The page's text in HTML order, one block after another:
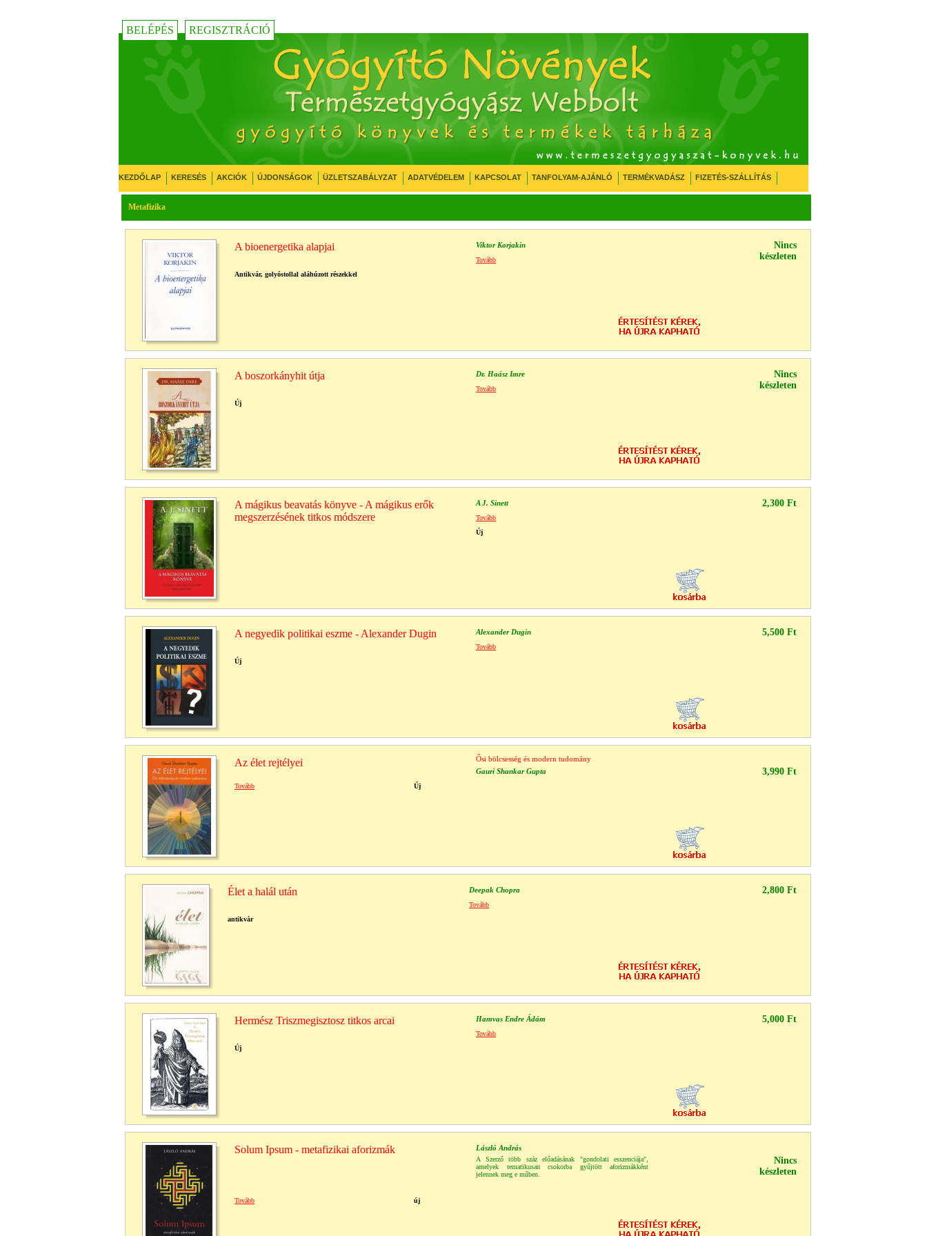
BELÉPÉS REGISZTRÁCIÓ
KEZDŐLAP KERESÉS AKCIÓK ÚJDONSÁGOK ÜZLETSZABÁLYZAT ADATVÉDELEM KAPCSOLAT TANFOLYAM-AJÁNLÓ TERMÉKVADÁSZ FIZETÉS-SZÁLLÍTÁS
Metafizika
A bioenergetika alapjai Viktor Korjakin
Nincs
készleten
Tovább
Antikvár, golyóstollal aláhúzott részekkel
A boszorkányhit útja Dr. Haász Imre
Nincs
készleten
Tovább
Új
A mágikus beavatás könyve - A mágikus erők
megszerzésének titkos módszere
A J. Sinett 2,300 Ft
Tovább
Új
A negyedik politikai eszme - Alexander Dugin Alexander Dugin 5,500 Ft
Tovább
Új
Az élet rejtélyei
Ősi bölcsesség és modern tudomány
Gauri Shankar Gupta
3,990 Ft
Tovább Új
Élet a halál után Deepak Chopra 2,800 Ft
Tovább
antikvár
Hermész Triszmegisztosz titkos arcai Hamvas Endre Ádám 5,000 Ft
Tovább
Új
Solum Ipsum - metafizikai aforizmák László András
A Szerző több száz előadásának "gondolati esszenciája",
amelyek tematikusan csokorba gyűjtött aforizmákként
jelennek meg e műben.
Nincs
készleten
Tovább új